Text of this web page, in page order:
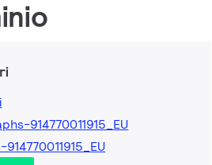
914770011915_EU